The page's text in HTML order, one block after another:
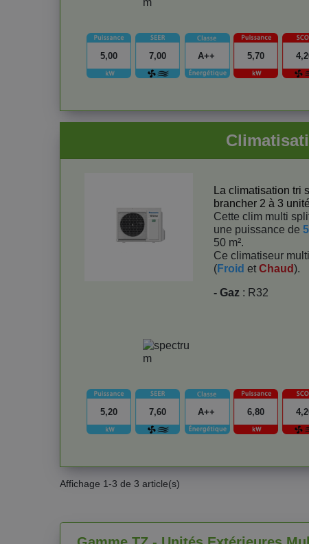
5,00 5,70
7,00 A++
La climatisation tri
brancher 2 à 3
Cette clim multi
une puissance de
50 m².
Ce climatiseur
(Froid et Chaud).
- Gaz : R32
5,20 6,80
7,60 A++
Affichage 1-3 de 3 article(s)